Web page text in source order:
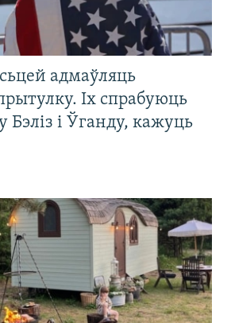
адмаўляць
Іх спрабуюць
Бэліз і Ўганду, кажуць